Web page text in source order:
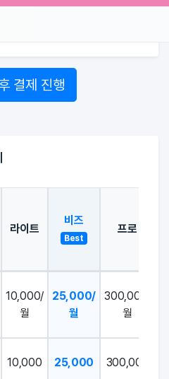
결제 진행
라이트
비즈
Best
프로
10,000/
월
25,000/
월
300,000/
월
10,000 25,000 300,000